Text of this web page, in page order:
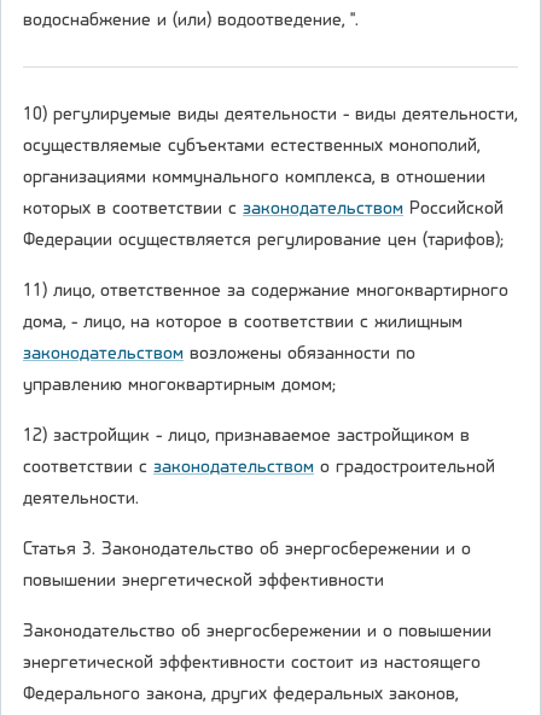
водоснабжение и (или) водоотведение, ".
10) регулируемые виды деятельности - виды деятельности,
осуществляемые субъектами естественных монополий,
организациями коммунального комплекса, в отношении
которых в соответствии с законодательством Российской
Федерации осуществляется регулирование цен (тарифов);
11) лицо, ответственное за содержание многоквартирного
дома, - лицо, на которое в соответствии с жилищным
законодательством возложены обязанности по
управлению многоквартирным домом;
12) застройщик - лицо, признаваемое застройщиком в
соответствии с законодательством о градостроительной
деятельности.
Статья 3. Законодательство об энергосбережении и о
повышении энергетической эффективности
Законодательство об энергосбережении и о повышении
энергетической эффективности состоит из настоящего
Федерального закона, других федеральных законов,